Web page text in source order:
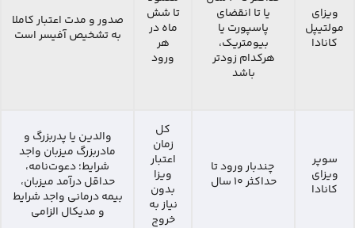
ویزای
مولتیپل
کانادا
یا تا انقضای
پاسپورت یا
بیومتریک،
هرکدام زودتر
باشد
تا شش
ماه در
هر
ورود
صدور و مدت اعتبار کاملا
به تشخیص آفیسر است
سوپر
ویزای
کانادا
چندبار ورود تا
حداکثر ۱۰ سال
کل
زمان
اعتبار
ویزا
بدون
نیاز به
خروج
والدین یا پدربزرگ و
مادربزرگ میزبان واجد
شرایط؛ دعوت‌نامه،
حداقل درآمد میزبان،
بیمه درمانی واجد شرایط
و مدیکال الزامی